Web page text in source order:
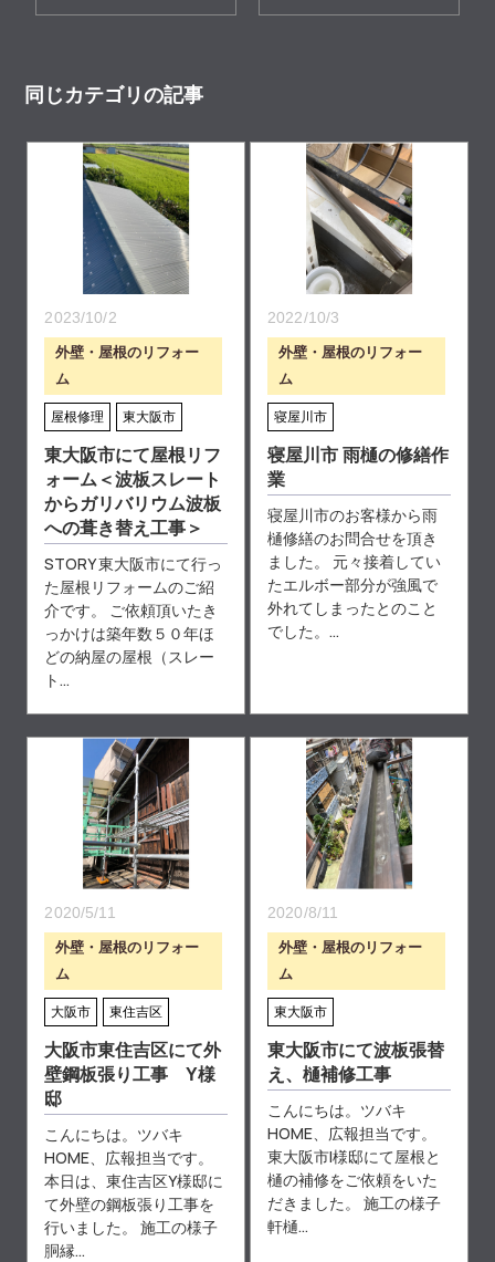
同じカテゴリの記事
2023/10/2
外壁・屋根のリフォー
ム
屋根修理 東大阪市
東大阪市にて屋根リフ
ォーム＜波板スレート
からガリバリウム波板
への葺き替え工事＞
STORY 東大阪市にて行っ
た屋根リフォームのご紹
介です。 ご依頼頂いたき
っかけは築年数５０年ほ
どの納屋の屋根（スレー
ト...
2022/10/3
外壁・屋根のリフォー
ム
寝屋川市
寝屋川市 雨樋の修繕作
業
寝屋川市のお客様から雨
樋修繕のお問合せを頂き
ました。 元々接着してい
たエルボー部分が強風で
外れてしまったとのこと
でした。...
2020/5/11
外壁・屋根のリフォー
ム
大阪市 東住吉区
大阪市東住吉区にて外
壁鋼板張り工事 Y様
邸
こんにちは。ツバキ
HOME、広報担当です。
本日は、東住吉区Y様邸に
て外壁の鋼板張り工事を
行いました。 施工の様子
胴縁...
2020/8/11
外壁・屋根のリフォー
ム
東大阪市
東大阪市にて波板張替
え、樋補修工事
こんにちは。ツバキ
HOME、広報担当です。
東大阪市I様邸にて屋根と
樋の補修をご依頼をいた
だきました。 施工の様子
軒樋...